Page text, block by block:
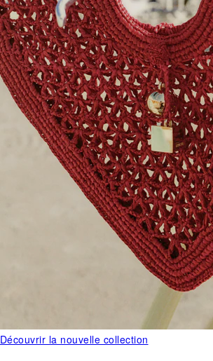
Découvrir la nouvelle collection